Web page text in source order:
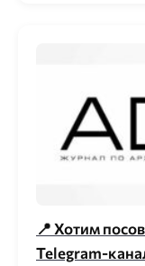
📍 Хотим
Telegram-